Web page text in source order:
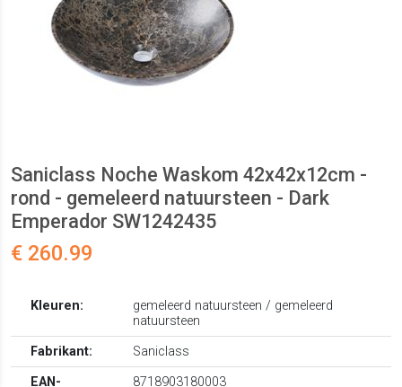
Saniclass Noche Waskom 42x42x12cm -
rond - gemeleerd natuursteen - Dark
Emperador SW1242435
€ 260.99
Kleuren:
gemeleerd natuursteen / gemeleerd
natuursteen
Fabrikant:
Saniclass
EAN-
8718903180003